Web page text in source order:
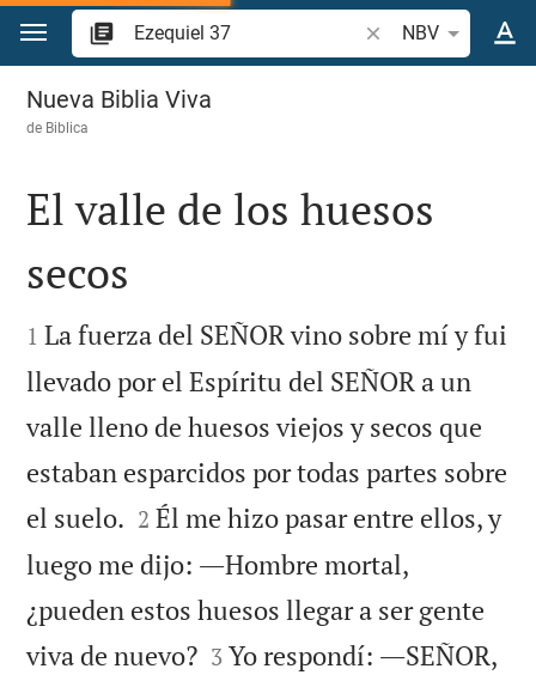
Ir a un contenido
Buscar versículo
NBV
Ezequiel 37
Nueva Biblia Viva
de Biblica

El valle de los huesos
secos

1 La fuerza del SEÑOR vino sobre mí y fui
llevado por el Espíritu del SEÑOR a un
valle lleno de huesos viejos y secos que
estaban esparcidos por todas partes sobre
el suelo. 

2 Él me hizo pasar entre ellos, y
luego me dijo: ―Hombre mortal,
¿pueden estos huesos llegar a ser gente
viva de nuevo?
3 Yo respondí: ―SEÑOR,